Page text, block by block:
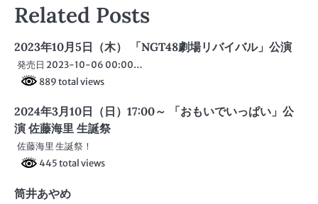
ビ
ゲ
ー
シ
ョ
ン
Related Posts
2023年10月5日（木） 「NGT48劇場リバイバル」公演
発売日 2023-10-06 00:00…
889 total views
2024年3月10日（日）17:00～ 「おもいでいっぱい」公
演 佐藤海里 生誕祭
佐藤海里 生誕祭！
445 total views
筒井あやめ